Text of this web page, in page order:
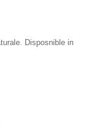
Disposnible in